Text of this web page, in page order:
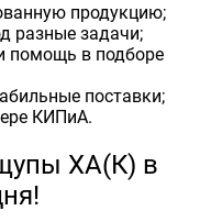
продукцию;
разные задачи;
помощь в подборе
поставки;
КИПиА.
ХА(К) в